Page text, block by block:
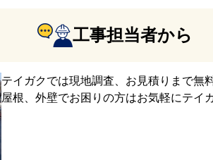
ルテクト」を採用しました。
工事担当者から
テイガクでは現地調査、お見積りまで無
屋根、外壁でお困りの方はお気軽にテイ